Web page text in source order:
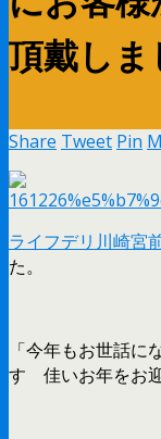
頂戴しま
Share Tweet Pin
ライフデリ川崎宮
た。
「今年もお世話
す 佳いお年をお迎